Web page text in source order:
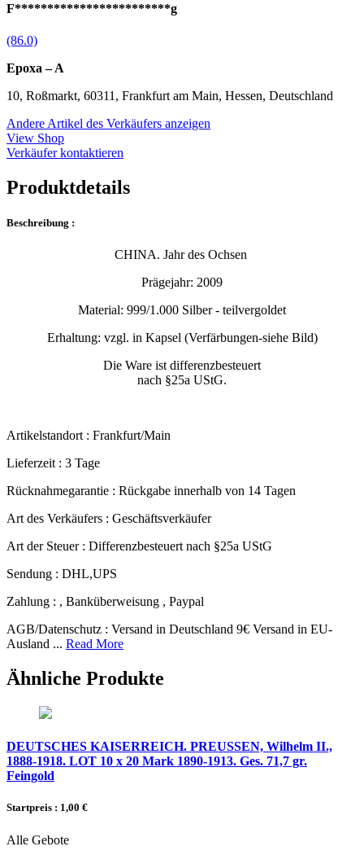
F************************g
(86.0)
Epoxa – A
10, Roßmarkt, 60311, Frankfurt am Main, Hessen, Deutschland
Andere Artikel des Verkäufers anzeigen
View Shop
Verkäufer kontaktieren
Produktdetails
Beschreibung :
CHINA. Jahr des Ochsen
Prägejahr: 2009
Material: 999/1.000 Silber - teilvergoldet
Erhaltung: vzgl. in Kapsel (Verfärbungen-siehe Bild)
Die Ware ist differenzbesteuert
nach §25a UStG.
Artikelstandort : Frankfurt/Main
Lieferzeit : 3 Tage
Rücknahmegarantie : Rückgabe innerhalb von 14 Tagen
Art des Verkäufers : Geschäftsverkäufer
Art der Steuer : Differenzbesteuert nach §25a UStG
Sendung : DHL,UPS
Zahlung : , Banküberweisung , Paypal
AGB/Datenschutz : Versand in Deutschland 9€ Versand in EU-
Ausland ... Read More
Ähnliche Produkte
DEUTSCHES KAISERREICH. PREUSSEN, Wilhelm II.,
1888-1918. LOT 10 x 20 Mark 1890-1913. Ges. 71,7 gr.
Feingold
Startpreis : 1,00 €
Alle Gebote